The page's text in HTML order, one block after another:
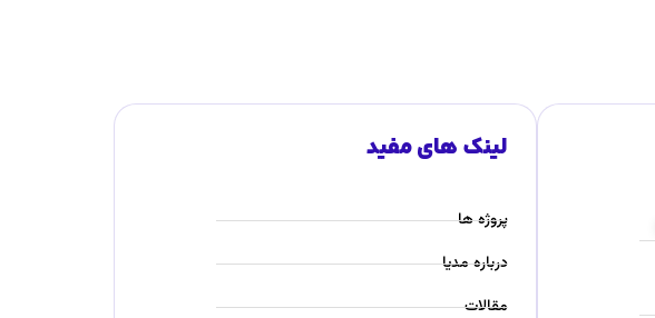
لینک های مفید
پروژه ها
درباره مدیا
مقالات